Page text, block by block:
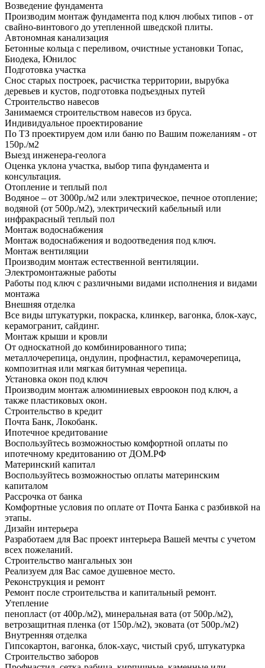
Возведение фундамента
Производим монтаж фундамента под ключ любых типов - от
свайно-винтового до утепленной шведской плиты.
Автономная канализация
Бетонные кольца с переливом, очистные установки Топас,
Биодека, Юнилос
Подготовка участка
Снос старых построек, расчистка территории, вырубка
деревьев и кустов, подготовка подъездных путей
Строительство навесов
Занимаемся строительством навесов из бруса.
Индивидуальное проектирование
По ТЗ проектируем дом или баню по Вашим пожеланиям - от
150р./м2
Выезд инженера-геолога
Оценка уклона участка, выбор типа фундамента и
консультация.
Отопление и теплый пол
Водяное – от 3000р./м2 или электрическое, печное отопление;
водяной (от 500р./м2), электрический кабельный или
инфракрасный теплый пол
Монтаж водоснабжения
Монтаж водоснабжения и водоотведения под ключ.
Монтаж вентиляции
Производим монтаж естественной вентиляции.
Электромонтажные работы
Работы под ключ с различными видами исполнения и видами
монтажа
Внешняя отделка
Все виды штукатурки, покраска, клинкер, вагонка, блок-хаус,
керамогранит, сайдинг.
Монтаж крыши и кровли
От односкатной до комбинированного типа;
металлочерепица, ондулин, профнастил, керамочерепица,
композитная или мягкая битумная черепица.
Установка окон под ключ
Производим монтаж алюминиевых евроокон под ключ, а
также пластиковых окон.
Строительство в кредит
Почта Банк, Локобанк.
Ипотечное кредитование
Воспользуйтесь возможностью комфортной оплаты по
ипотечному кредитованию от ДОМ.РФ
Материнский капитал
Воспользуйтесь возможностью оплаты материнским
капиталом
Рассрочка от банка
Комфортные условия по оплате от Почта Банка с разбивкой на
этапы.
Дизайн интерьера
Разработаем для Вас проект интерьера Вашей мечты с учетом
всех пожеланий.
Строительство мангальных зон
Реализуем для Вас самое душевное место.
Реконструкция и ремонт
Ремонт после строительства и капитальный ремонт.
Утепление
пенопласт (от 400р./м2), минеральная вата (от 500р./м2),
ветрозащитная пленка (от 150р./м2), эковата (от 500р./м2)
Внутренняя отделка
Гипсокартон, вагонка, блок-хаус, чистый сруб, штукатурка
Строительство заборов